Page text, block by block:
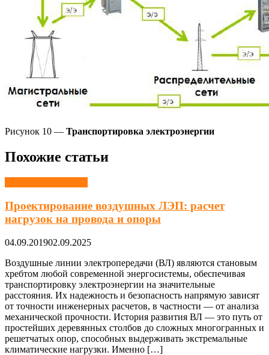
Рисунок 10 — Транспортировка электроэнергии
Похожие статьи
Проектирование воздушных ЛЭП: расчет
нагрузок на провода и опоры
04.09.201902.09.2025
Воздушные линии электропередачи (ВЛ) являются становым
хребтом любой современной энергосистемы, обеспечивая
транспортировку электроэнергии на значительные
расстояния. Их надежность и безопасность напрямую зависят
от точности инженерных расчетов, в частности — от анализа
механической прочности. История развития ВЛ — это путь от
простейших деревянных столбов до сложных многогранных и
решетчатых опор, способных выдерживать экстремальные
климатические нагрузки. Именно […]